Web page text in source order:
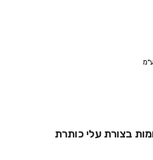
בצורת עלי כותרת